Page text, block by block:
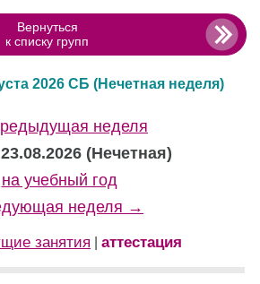
Вернуться
к списку групп
2026 СБ (Нечетная неделя)
неделя
(Нечетная)
на учебный год
неделя →
занятия аттестация